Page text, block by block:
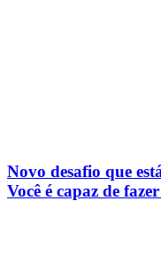
Novo desafio que
Você é capaz de